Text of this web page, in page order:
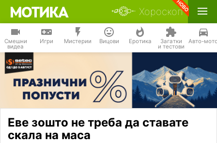
Хороскоп
Смешни
видеа
Игри Мистерии Вицови Еротика Загатки
и тестови
Авто-
Еве зошто не треба да ставате
скала на маса